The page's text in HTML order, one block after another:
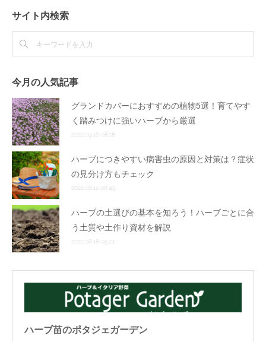
サイト内検索
今月の人気記事
グランドカバーにおすすめの植物5選！育てやす
く踏みつけに強いハーブから厳選
2022.09.16 08:18
ハーブにつきやすい病害虫の原因と対策は？症状
の見分け方もチェック
2022.08.12 08:49
ハーブの土選びの基本を知ろう！ハーブごとに合
う土質や土作り資材を解説
2022.08.18 05:24
ハーブ苗のポタジェガーデン